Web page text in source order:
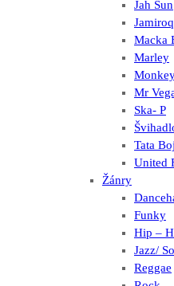
Jah Sun
Macka
Marley
Mr
Ska- P
Tata
United
Žánry
Funky
Hip –
Jazz/
Reggae